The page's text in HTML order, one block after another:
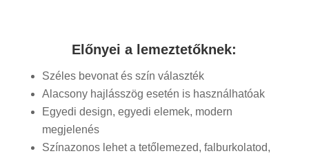
Előnyei a lemeztetőknek:
Széles bevonat és szín választék
Alacsony hajlásszög esetén is használhatóak
Egyedi design, egyedi elemek, modern
megjelenés
Színazonos lehet a tetőlemezed, falburkolatod,